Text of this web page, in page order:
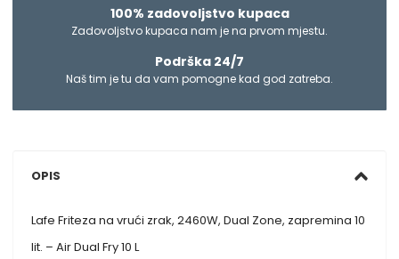
100% zadovoljstvo kupaca
Zadovoljstvo kupaca nam je na prvom mjestu.
Podrška 24/7
Naš tim je tu da vam pomogne kad god zatreba.
OPIS
Lafe Friteza na vrući zrak, 2460W, Dual Zone, zapremina 10
lit. – Air Dual Fry 10 L